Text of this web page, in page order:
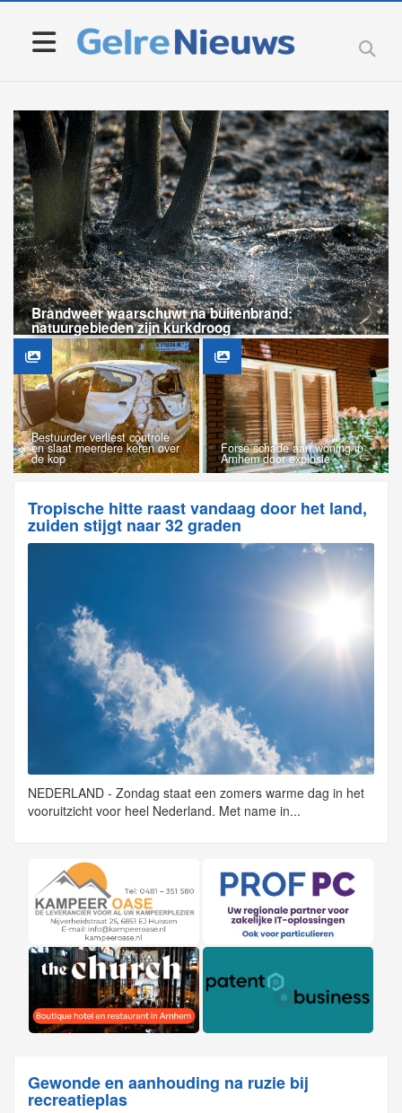
Brandweer waarschuwt na buitenbrand:
natuurgebieden zijn kurkdroog
Bestuurder verliest controle
en slaat meerdere keren over
de kop
Forse schade aan woning in
Arnhem door explosie
Tropische hitte raast vandaag door het land,
zuiden stijgt naar 32 graden
NEDERLAND - Zondag staat een zomers warme dag in het
vooruitzicht voor heel Nederland. Met name in...
Gewonde en aanhouding na ruzie bij
recreatieplas